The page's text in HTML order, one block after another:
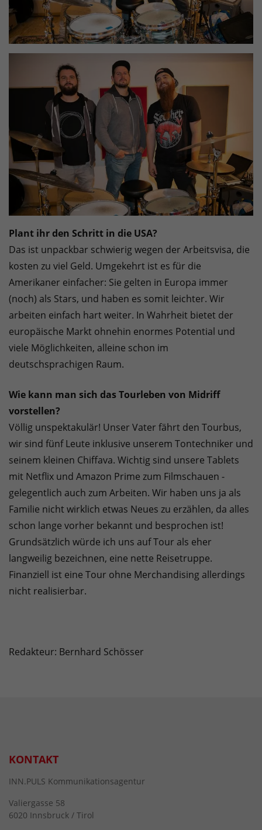
Plant ihr den Schritt in die USA?
Das ist unpackbar schwierig wegen der Arbeitsvisa, die
kosten zu viel Geld. Umgekehrt ist es für die
Amerikaner einfacher: Sie gelten in Europa immer
(noch) als Stars, und haben es somit leichter. Wir
arbeiten einfach hart weiter. In Wahrheit bietet der
europäische Markt ohnehin enormes Potential und
viele Möglichkeiten, alleine schon im
deutschsprachigen Raum.
Wie kann man sich das Tourleben von Midriff
vorstellen?
Völlig unspektakulär! Unser Vater fährt den Tourbus,
wir sind fünf Leute inklusive unserem Tontechniker und
seinem kleinen Chiffava. Wichtig sind unsere Tablets
mit Netflix und Amazon Prime zum Filmschauen -
gelegentlich auch zum Arbeiten. Wir haben uns ja als
Familie nicht wirklich etwas Neues zu erzählen, da alles
schon lange vorher bekannt und besprochen ist!
Grundsätzlich würde ich uns auf Tour als eher
langweilig bezeichnen, eine nette Reisetruppe.
Finanziell ist eine Tour ohne Merchandising allerdings
nicht realisierbar.
Redakteur: Bernhard Schösser
KONTAKT
INN.PULS Kommunikationsagentur
Valiergasse 58
6020 Innsbruck / Tirol